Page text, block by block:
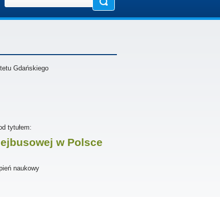
Gdańskiego
tytułem:
w Polsce
naukowy